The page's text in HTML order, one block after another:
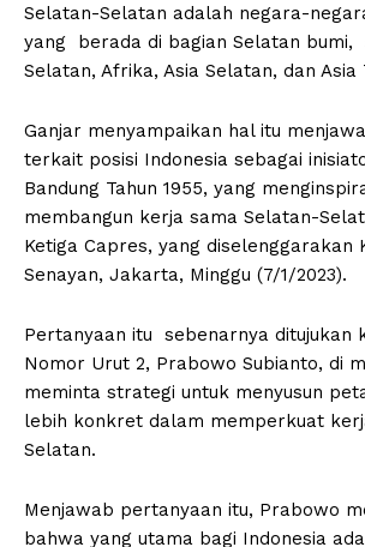
Selatan-Selatan adalah negara-
yang berada di bagian Selatan bumi,
Selatan, Afrika, Asia Selatan, dan Asia
Ganjar menyampaikan hal itu
terkait posisi Indonesia sebagai
Bandung Tahun 1955, yang
membangun kerja sama Selatan-
Ketiga Capres, yang diselenggarakan
Senayan, Jakarta, Minggu (7/1/2023).
Pertanyaan itu sebenarnya ditujukan
Nomor Urut 2, Prabowo Subianto, di
meminta strategi untuk menyusun
lebih konkret dalam memperkuat
Selatan.
Menjawab pertanyaan itu, Prabowo
bahwa yang utama bagi Indonesia